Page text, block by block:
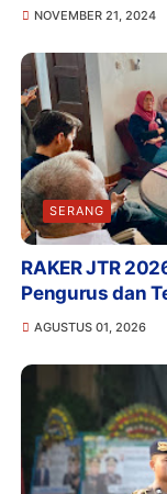
NOVEMBER 21, 2024
SERANG
RAKER JTR
Pengurus dan
AGUSTUS 01, 2026